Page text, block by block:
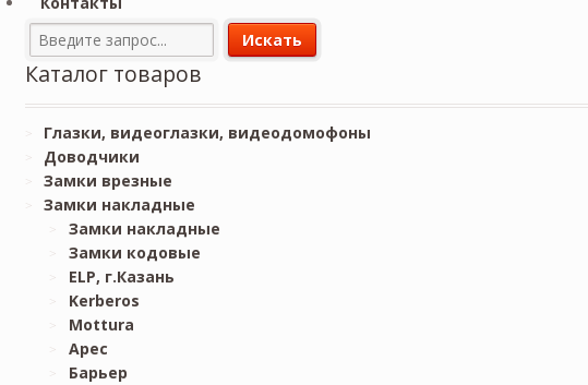
Каталог товаров
Глазки, видеоглазки, видеодомофоны
Доводчики
Замки врезные
Замки накладные
Замки накладные
Замки кодовые
ELP, г.Казань
Kerberos
Mottura
Арес
Барьер